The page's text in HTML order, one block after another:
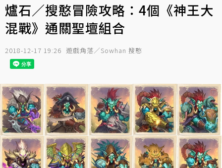
爐石／搜憨冒險攻略：4個《神王大
混戰》通關聖壇組合
2018-12-17 19:26 遊戲角落／Sowhan 搜憨